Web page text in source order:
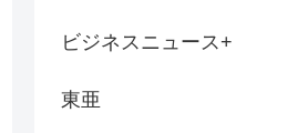
速道路で潰れる。 乗っていた社畜の...
いに神商品を販売
ビジネスニュース+
東亜